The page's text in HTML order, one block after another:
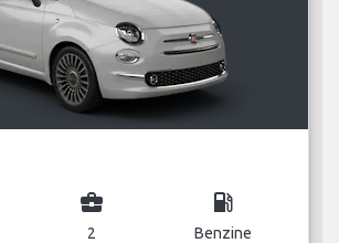
business_center
2
local_gas_station
Benzine